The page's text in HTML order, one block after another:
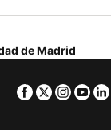
Plata
de Madrid
Facebook
Twitter